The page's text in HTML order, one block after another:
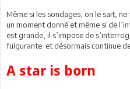
Même si les sondages, on le sait,
un moment donné et même si de
est grande, il s’impose de
fulgurante et désormais continue
A star is born